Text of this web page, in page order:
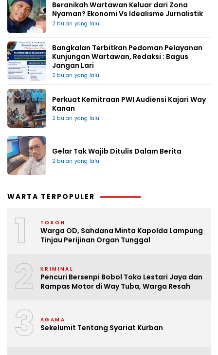
Beranikah Wartawan Keluar dari Zona
Nyaman? Ekonomi Vs Idealisme Jurnalistik
2 bulan yang lalu
Bangkalan Terbitkan Pedoman Pelayanan
Kunjungan Wartawan, Redaksi : Bagus
Jangan Lari
2 bulan yang lalu
Perkuat Kemitraan PWI Audiensi Kajari Way
Kanan
2 bulan yang lalu
Gelar Tak Wajib Ditulis Dalam Berita
2 bulan yang lalu
WARTA TERPOPULER
1 TOKOH
Warga OD, Sahdana Minta Kapolda Lampung
Tinjau Perijinan Organ Tunggal
2 KRIMINAL
Pencuri Bersenpi Bobol Toko Lestari Jaya dan
Rampas Motor di Way Tuba, Warga Resah
3 AGAMA
Sekelumit Tentang Syariat Kurban